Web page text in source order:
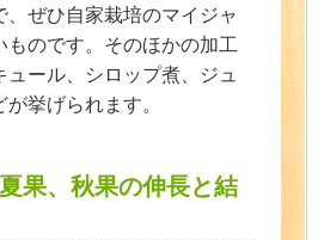
、ぜひ自家栽培のマイジャ
ものです。そのほかの加工
ール、シロップ煮、ジュ
挙げられます。
果、秋果の伸長と結